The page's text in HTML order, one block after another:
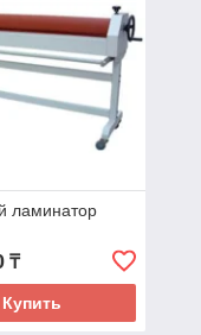
ламинатор
₸
Купить